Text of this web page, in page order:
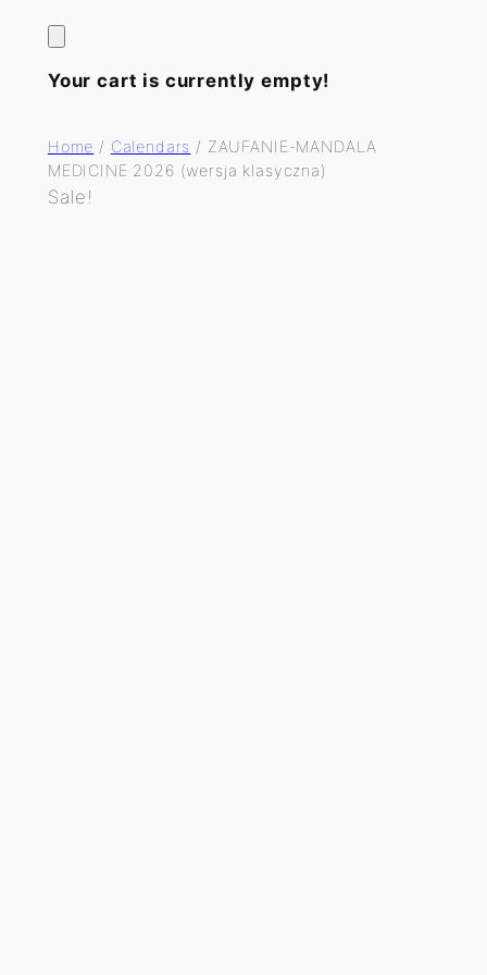
Your cart is currently empty!
Home / Calendars / ZAUFANIE-MANDALA
MEDICINE 2026 (wersja klasyczna)
Sale!